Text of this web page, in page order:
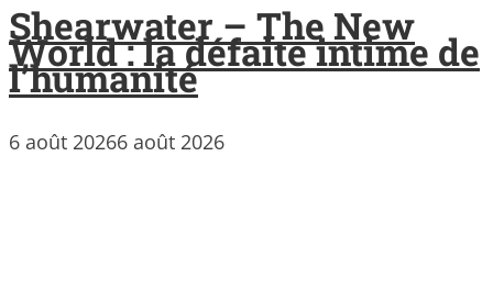
Shearwater – The New
World : la défaite intime de
l’humanité
6 août 20266 août 2026